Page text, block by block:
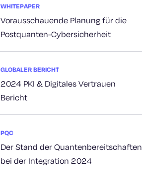
WHITEPAPER
Vorausschauende Planung für die
Postquanten-Cybersicherheit
GLOBALER BERICHT
2024 PKI & Digitales Vertrauen
Bericht
PQC
Der Stand der Quantenbereitschaften
bei der Integration 2024